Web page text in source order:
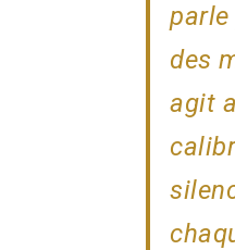
parle
des
agit